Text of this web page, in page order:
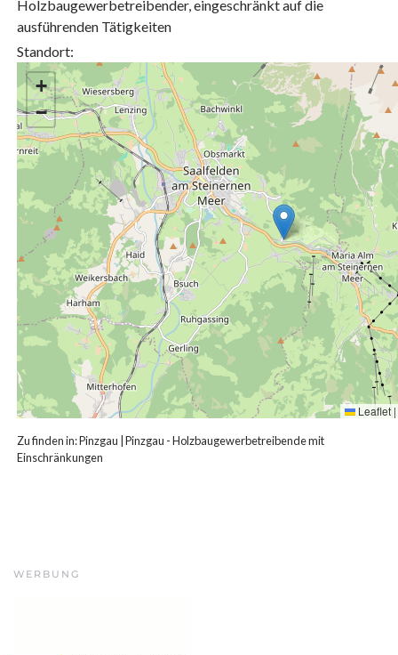
Holzbaugewerbetreibender, eingeschränkt auf die
ausführenden Tätigkeiten
Standort:
+
−
Leaflet |
Zu finden in:Pinzgau Pinzgau - Holzbaugewerbetreibende mit
Einschränkungen
WERBUNG